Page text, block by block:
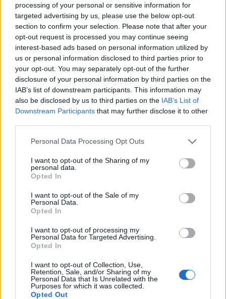
processing of your personal or sensitive information for
targeted advertising by us, please use the below opt-out
section to confirm your selection. Please note that after your
opt-out request is processed you may continue seeing
interest-based ads based on personal information utilized by
us or personal information disclosed to third parties prior to
your opt-out. You may separately opt-out of the further
disclosure of your personal information by third parties on the
IAB’s list of downstream participants. This information may
also be disclosed by us to third parties on the IAB’s List of
Downstream Participants that may further disclose it to other
Personal Data Processing Opt Outs
I want to opt-out of the Sharing of my
personal data.
Opted In
I want to opt-out of the Sale of my
Personal Data.
Opted In
I want to opt-out of processing my
Personal Data for Targeted Advertising.
Opted In
I want to opt-out of Collection, Use,
Retention, Sale, and/or Sharing of my
Personal Data that Is Unrelated with the
Purposes for which it was collected.
Opted Out